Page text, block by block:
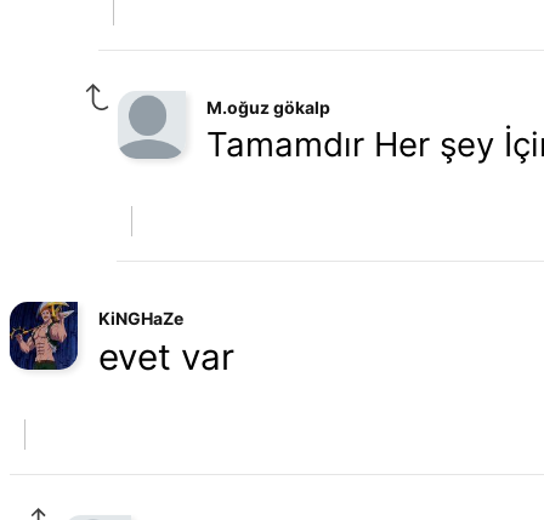
M.oğuz gökalp
Tamamdır Her şey
KiNGHaZe
evet var